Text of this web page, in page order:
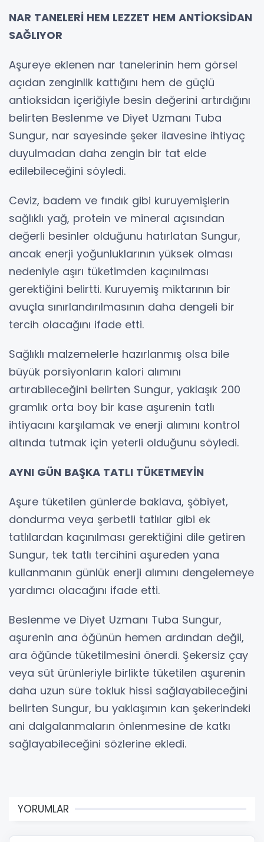
NAR TANELERİ HEM LEZZET HEM ANTİOKSİDAN
SAĞLIYOR
Aşureye eklenen nar tanelerinin hem görsel
açıdan zenginlik kattığını hem de güçlü
antioksidan içeriğiyle besin değerini artırdığını
belirten Beslenme ve Diyet Uzmanı Tuba
Sungur, nar sayesinde şeker ilavesine ihtiyaç
duyulmadan daha zengin bir tat elde
edilebileceğini söyledi.
Ceviz, badem ve fındık gibi kuruyemişlerin
sağlıklı yağ, protein ve mineral açısından
değerli besinler olduğunu hatırlatan Sungur,
ancak enerji yoğunluklarının yüksek olması
nedeniyle aşırı tüketimden kaçınılması
gerektiğini belirtti. Kuruyemiş miktarının bir
avuçla sınırlandırılmasının daha dengeli bir
tercih olacağını ifade etti.
Sağlıklı malzemelerle hazırlanmış olsa bile
büyük porsiyonların kalori alımını
artırabileceğini belirten Sungur, yaklaşık 200
gramlık orta boy bir kase aşurenin tatlı
ihtiyacını karşılamak ve enerji alımını kontrol
altında tutmak için yeterli olduğunu söyledi.
AYNI GÜN BAŞKA TATLI TÜKETMEYİN
Aşure tüketilen günlerde baklava, şöbiyet,
dondurma veya şerbetli tatlılar gibi ek
tatlılardan kaçınılması gerektiğini dile getiren
Sungur, tek tatlı tercihini aşureden yana
kullanmanın günlük enerji alımını dengelemeye
yardımcı olacağını ifade etti.
Beslenme ve Diyet Uzmanı Tuba Sungur,
aşurenin ana öğünün hemen ardından değil,
ara öğünde tüketilmesini önerdi. Şekersiz çay
veya süt ürünleriyle birlikte tüketilen aşurenin
daha uzun süre tokluk hissi sağlayabileceğini
belirten Sungur, bu yaklaşımın kan şekerindeki
ani dalgalanmaların önlenmesine de katkı
sağlayabileceğini sözlerine ekledi.
YORUMLAR